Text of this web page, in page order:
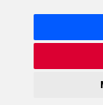
Watex Shop ©